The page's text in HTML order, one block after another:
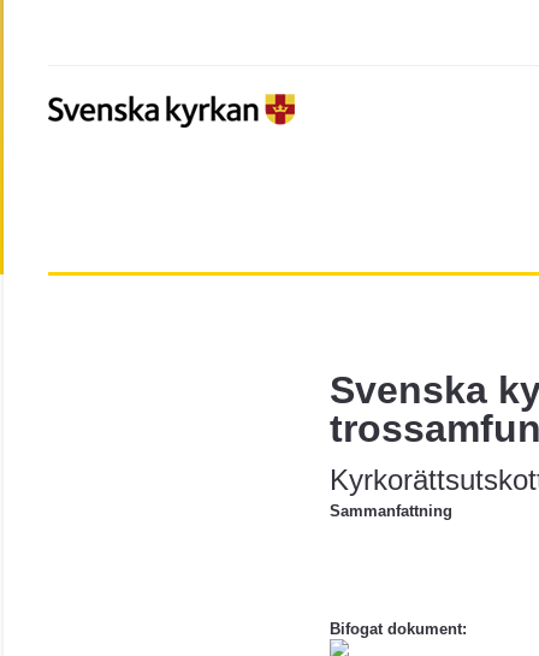
Svenska
Sammanfattning
Bifogat dokument: